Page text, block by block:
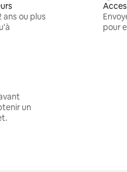
ans ou plus
pour
un